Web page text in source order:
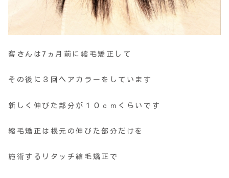
客さんは7ヵ月前に縮毛矯正して
その後に３回ヘアカラーをしています
新しく伸びた部分が１０ｃｍくらいです
縮毛矯正は根元の伸びた部分だけを
施術するリタッチ縮毛矯正で